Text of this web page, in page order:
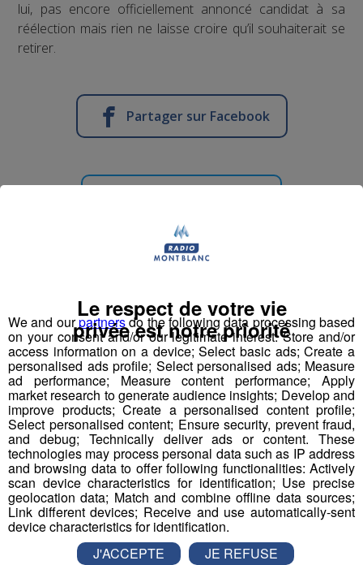
lui, pas encore officiellement annoncé candidat à sa
réélection mais rien ne laisse croire qu’il souhaiterait se
retirer.
Partager sur Facebook
We and ourpartnersdo the following data processing based
on your consent and/or our legitimate interest: Store and/or
access information on a device; Select basic ads; Create a
personalised ads profile; Select personalised ads; Measure
ad performance; Measure content performance; Apply
market research to generate audience insights; Develop and
improve products; Create a personalised content profile;
Select personalised content; Ensure security, prevent fraud,
and debug; Technically deliver ads or content. These
technologies may process personal data such as IP address
and browsing data to offer following functionalities: Actively
scan device characteristics for identification; Use precise
geolocation data; Match and combine offline data sources;
Link different devices; Receive and use automatically-sent
device characteristics for identification.
Le respect de votre vie
privée est notre priorité
J'ACCEPTE JE REFUSE